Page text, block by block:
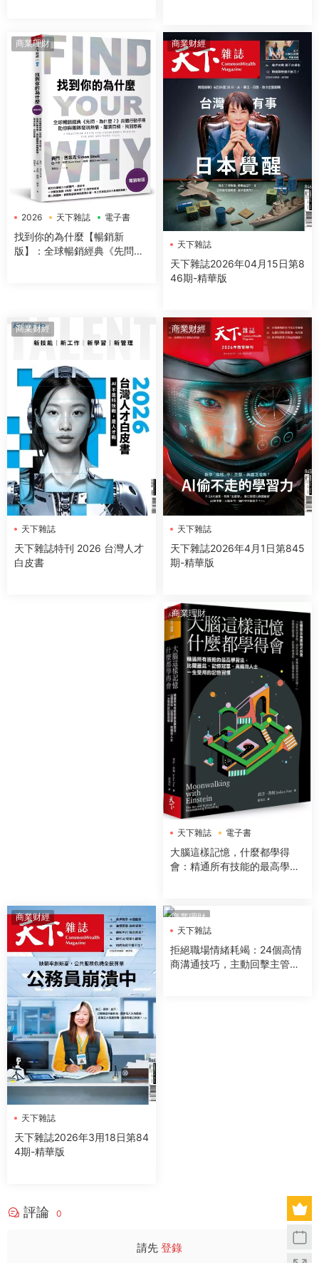
商業理財
2026 天下雜誌 電子書
找到你的為什麼【暢銷新
版】：全球暢銷經典《先問，
商業财經
天下雜誌
天下雜誌2026年04月15日第8
46期-精華版
商業财經
天下雜誌
天下雜誌特刊 2026 台灣人才
白皮書
商業财經
天下雜誌
天下雜誌2026年4月1日第845
期-精華版
商業理財
天下雜誌 電子書
大腦這樣記憶，什麼都學得
會：精通所有技能的最高學習
商業财經
天下雜誌
天下雜誌2026年3用18日第84
4期-精華版
商業理財
天下雜誌
拒絕職場情緒耗竭：24個高情
商溝通技巧，主動回擊主管、
評論 0
請先 登錄